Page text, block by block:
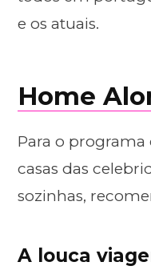
e os atuais.
Home
Para o
casas das
sozinhas,
A louca